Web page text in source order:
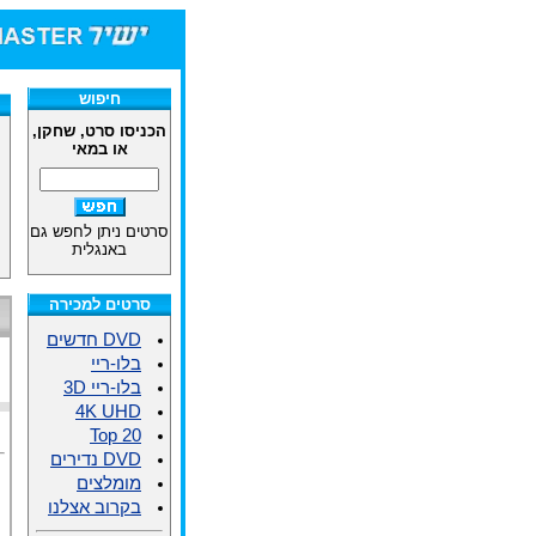
חיפוש
הכניסו סרט, שחקן,
או במאי
סרטים ניתן לחפש גם
באנגלית
סרטים למכירה
DVD חדשים
בלו-ריי
בלו-ריי 3D
4K UHD
Top 20
DVD נדירים
מומלצים
בקרוב אצלנו